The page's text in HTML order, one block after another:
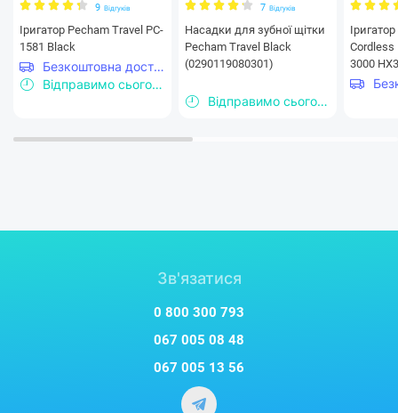
9 Відгуків
Іригатор Pecham Travel PC-
1581 Black
Безкоштовна доставка
Відправимо сьогодні
7 Відгуків
Насадки для зубної щітки
Pecham Travel Black
(0290119080301)
Відправимо сьогодні
Cordless
3000
Зв'язатися
0 800 300 793
067 005 08 48
067 005 13 56